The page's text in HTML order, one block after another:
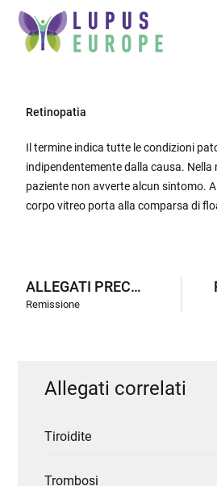
Retinopatia
Il termine indica tutte le condizioni
indipendentemente dalla causa. Nella
paziente non avverte alcun sintomo.
corpo vitreo porta alla comparsa di
ALLEGATI PRECEDENTI
Remissione
Allegati correlati
Tiroidite
Trombosi